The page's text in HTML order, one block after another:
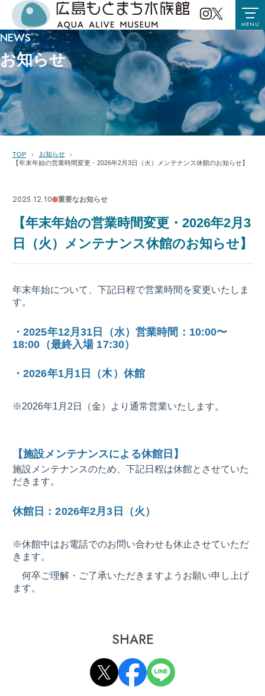
MENU
NEWS
お知らせ
TOP
お知らせ
【年末年始の営業時間変更・2026年2月3日（火）メンテナンス休館のお知らせ】
2025.12.10 重要なお知らせ
【年末年始の営業時間変更・2026年2月3
日（火）メンテナンス休館のお知らせ】
年末年始について、下記日程で営業時間を変更いたしま
す。
・2025年12月31日（水）営業時間：10:00〜
18:00（最終入場 17:30）
・2026年1月1日（木）休館
※2026年1月2日（金）より通常営業いたします。
【施設メンテナンスによる休館日】
施設メンテナンスのため、下記日程は休館とさせていた
だきます。
休館日：2026年2月3日（火）
※休館中はお電話でのお問い合わせも休止させていただ
きます。
何卒ご理解・ご了承いただきますようお願い申し上げ
ます。
SHARE